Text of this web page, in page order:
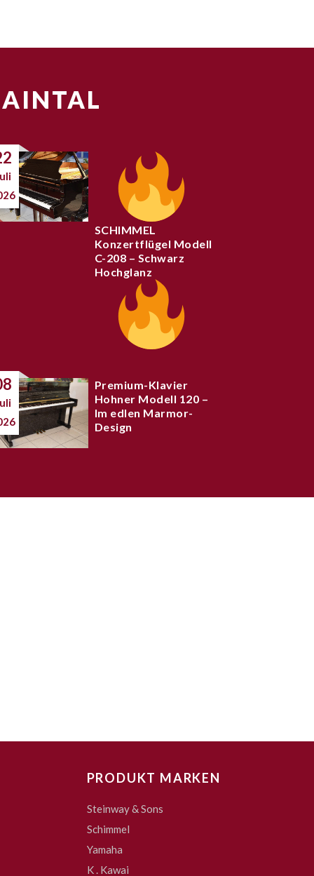
SCHIMMEL
Konzertflügel Modell
C-208 – Schwarz
Hochglanz
Premium-Klavier
Hohner Modell 120 –
Im edlen Marmor-
Design
PRODUKT MARKEN
Steinway & Sons
Schimmel
Yamaha
K . Kawai